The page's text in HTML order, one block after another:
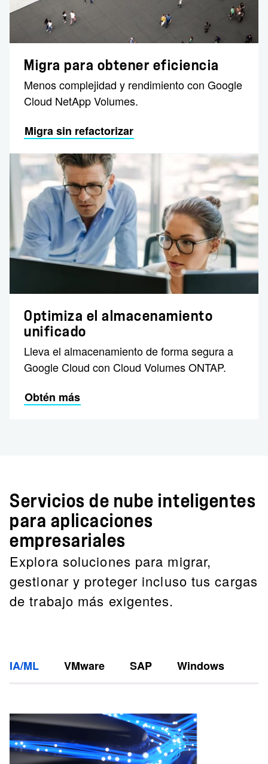
Migra para obtener eficiencia
Menos complejidad y rendimiento con Google
Cloud NetApp Volumes.
Migra sin refactorizar
Optimiza el almacenamiento
unificado
Lleva el almacenamiento de forma segura a
Google Cloud con Cloud Volumes ONTAP.
Obtén más
Servicios de nube inteligentes
para aplicaciones
empresariales
Explora soluciones para migrar,
gestionar y proteger incluso tus cargas
de trabajo más exigentes.
IA/ML VMware SAP Windows